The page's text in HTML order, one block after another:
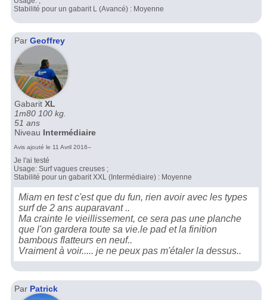
Stabilité pour un gabarit L (Avancé) : Moyenne
Par Geoffrey
Gabarit XL
1m80 100 kg.
51 ans
Niveau Intermédiaire
Avis ajouté le 11 Avril 2016--
Je l'ai testé
Usage: Surf vagues creuses ;
Stabilité pour un gabarit XXL (Intermédiaire) : Moyenne
Miam en test c'est que du fun, rien avoir avec les types
surf de 2 ans auparavant ..
Ma crainte le vieillissement, ce sera pas une planche
que l'on gardera toute sa vie.le pad et la finition
bambous flatteurs en neuf..
Vraiment à voir..... je ne peux pas m'étaler la dessus..
Par Patrick